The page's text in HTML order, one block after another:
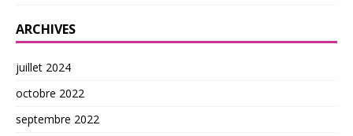
ARCHIVES
juillet 2024
octobre 2022
septembre 2022